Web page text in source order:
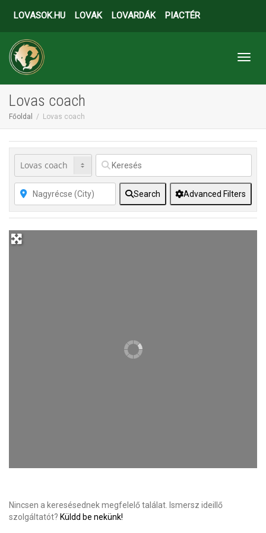
LOVASOK.HU LOVAK LOVARDÁK PIACTÉR
Lovas coach
Főoldal Lovas coach
Search Advanced Filters
Nincsen a keresésednek megfelelő találat. Ismersz ideillő
szolgáltatót? Küldd be nekünk!